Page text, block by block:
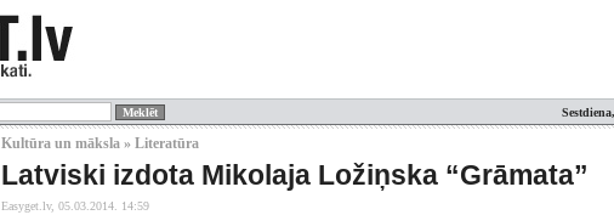
Kultūra un māksla » Literatūra
Latviski izdota Mikolaja Ložiņska “Grāmata”
Easyget.lv, 05.03.2014. 14:59